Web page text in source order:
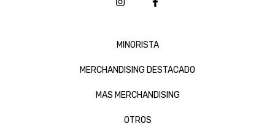
MINORISTA
MERCHANDISING DESTACADO
MAS MERCHANDISING
OTROS